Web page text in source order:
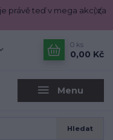
právě teď v mega akci za
Menu
Hledat
0 ks
0,00 Kč